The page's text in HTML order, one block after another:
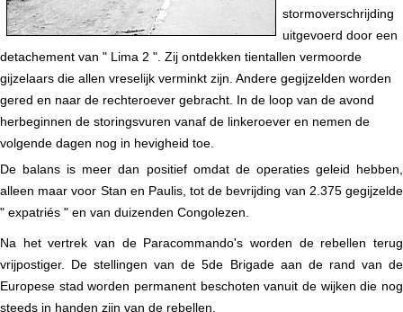
stormoverschrijding
uitgevoerd door een
detachement van " Lima 2 ". Zij ontdekken tientallen vermoorde
gijzelaars die allen vreselijk verminkt zijn. Andere gegijzelden worden
gered en naar de rechteroever gebracht. In de loop van de avond
herbeginnen de storingsvuren vanaf de linkeroever en nemen de
volgende dagen nog in hevigheid toe.
De balans is meer dan positief omdat de operaties geleid hebben,
alleen maar voor Stan en Paulis, tot de bevrijding van 2.375 gegijzelde
" expatriés " en van duizenden Congolezen.
Na het vertrek van de Paracommando's worden de rebellen terug
vrijpostiger. De stellingen van de 5de Brigade aan de rand van de
Europese stad worden permanent beschoten vanuit de wijken die nog
steeds in handen zijn van de rebellen.